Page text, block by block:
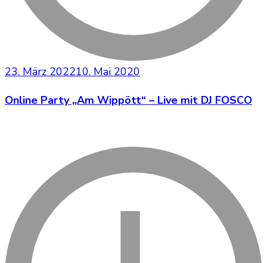
23. März 202210. Mai 2020
Online Party „Am Wippött“ – Live mit DJ FOSCO